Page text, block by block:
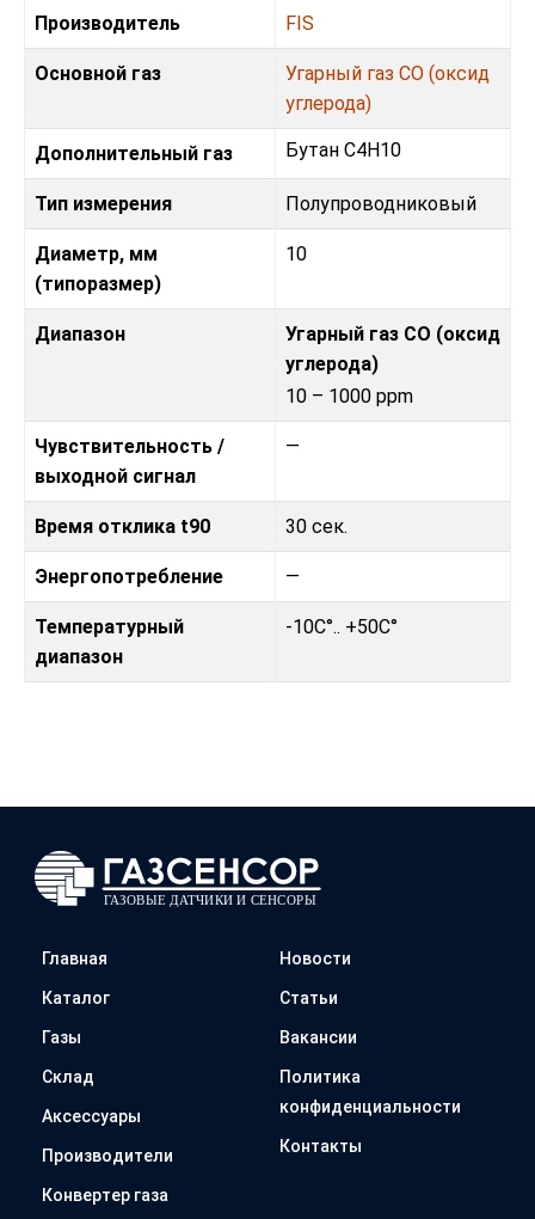
Производитель FIS
Основной газ
Угарный газ CO (оксид
углерода)
Дополнительный газ Бутан C4H10
Тип измерения Полупроводниковый
Диаметр, мм
(типоразмер)
10
Диапазон
Угарный газ CO (оксид
углерода)
10 – 1000 ppm
Чувствительность /
выходной сигнал
—
Время отклика t90 30 сек.
Энергопотребление —
Температурный
диапазон
-10C°.. +50C°
Главная
Каталог
Газы
Склад
Аксессуары
Производители
Конвертер газа
Новости
Статьи
Вакансии
Политика
конфиденциальности
Контакты